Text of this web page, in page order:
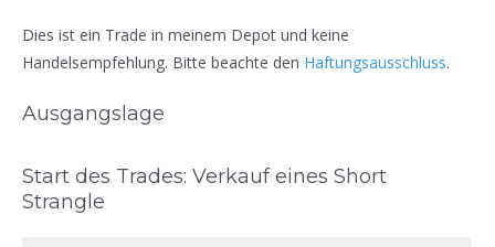
Dies ist ein Trade in meinem Depot und keine
Handelsempfehlung. Bitte beachte den Haftungsausschluss.
Ausgangslage
Start des Trades: Verkauf eines Short
Strangle